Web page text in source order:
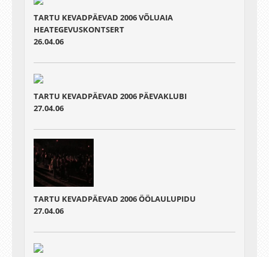
TARTU KEVADPÄEVAD 2006 VÕLUAIA
HEATEGEVUSKONTSERT
26.04.06
TARTU KEVADPÄEVAD 2006 PÄEVAKLUBI
27.04.06
TARTU KEVADPÄEVAD 2006 ÖÖLAULUPIDU
27.04.06